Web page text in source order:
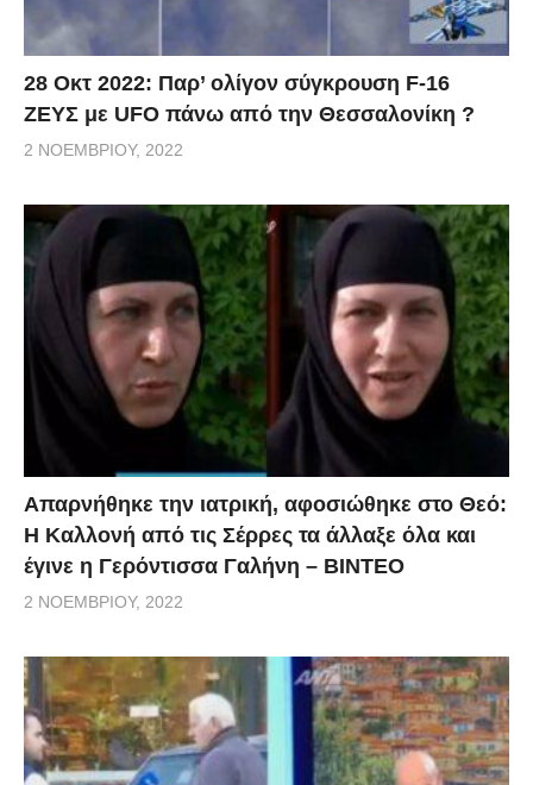
28 Οκτ 2022: Παρ’ ολίγον σύγκρουση F-16
ΖΕΥΣ με UFO πάνω από την Θεσσαλονίκη ?
2 ΝΟΕΜΒΡΊΟΥ, 2022
Απαρνήθηκε την ιατρική, αφοσιώθηκε στο Θεό:
Η Καλλονή από τις Σέρρες τα άλλαξε όλα και
έγινε η Γερόντισσα Γαλήνη – ΒΙΝΤΕΟ
2 ΝΟΕΜΒΡΊΟΥ, 2022